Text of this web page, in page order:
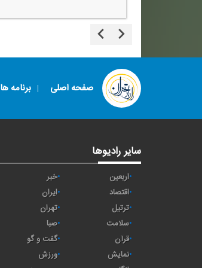
صفحه اصلی برنامه ها
سایر رادیوها
اربعین خبر
اقتصاد
ايران
ترتیل
تهران
سلامت
صبا
قرآن
گفت و گو
نمایش
ورزش